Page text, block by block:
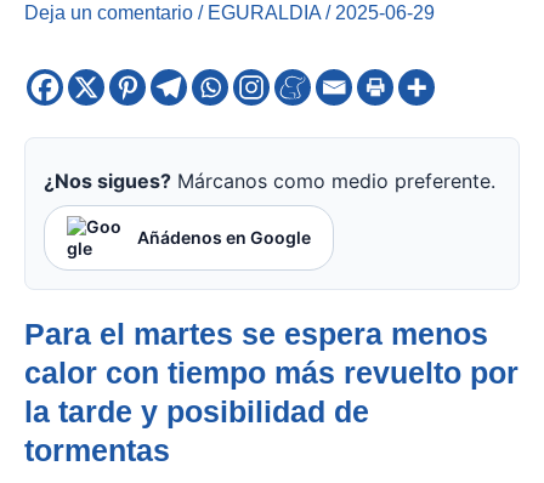
Deja un comentario / EGURALDIA / 2025-06-29
¿Nos sigues? Márcanos como medio preferente.
Añádenos en Google
Para el martes se espera menos
calor con tiempo más revuelto por
la tarde y posibilidad de
tormentas